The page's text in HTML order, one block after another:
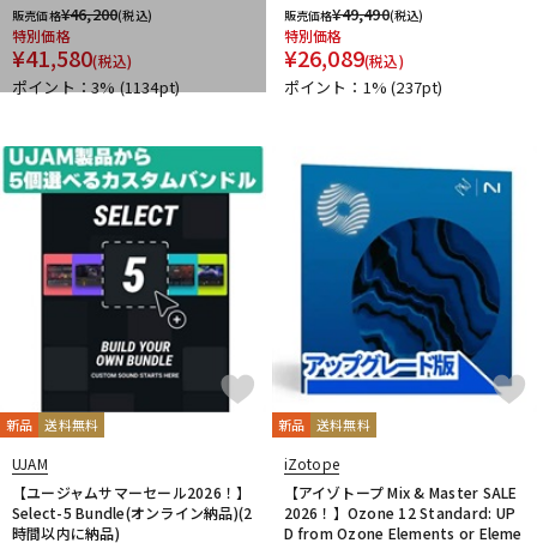
販売価格¥46,200(税込)
特別価格
¥41,580(税込)
ポイント：3%(1134pt)
販売価格¥49,490(税込)
特別価格
¥26,089(税込)
ポイント：1%(237pt)
新品 送料無料
UJAM
【ユージャムサマーセール2026！】
Select-5 Bundle(オンライン納品)(2
時間以内に納品)
新品 送料無料
iZotope
【アイゾトープ Mix & Master SALE
2026！】Ozone 12 Standard: UP
D from Ozone Elements or Eleme